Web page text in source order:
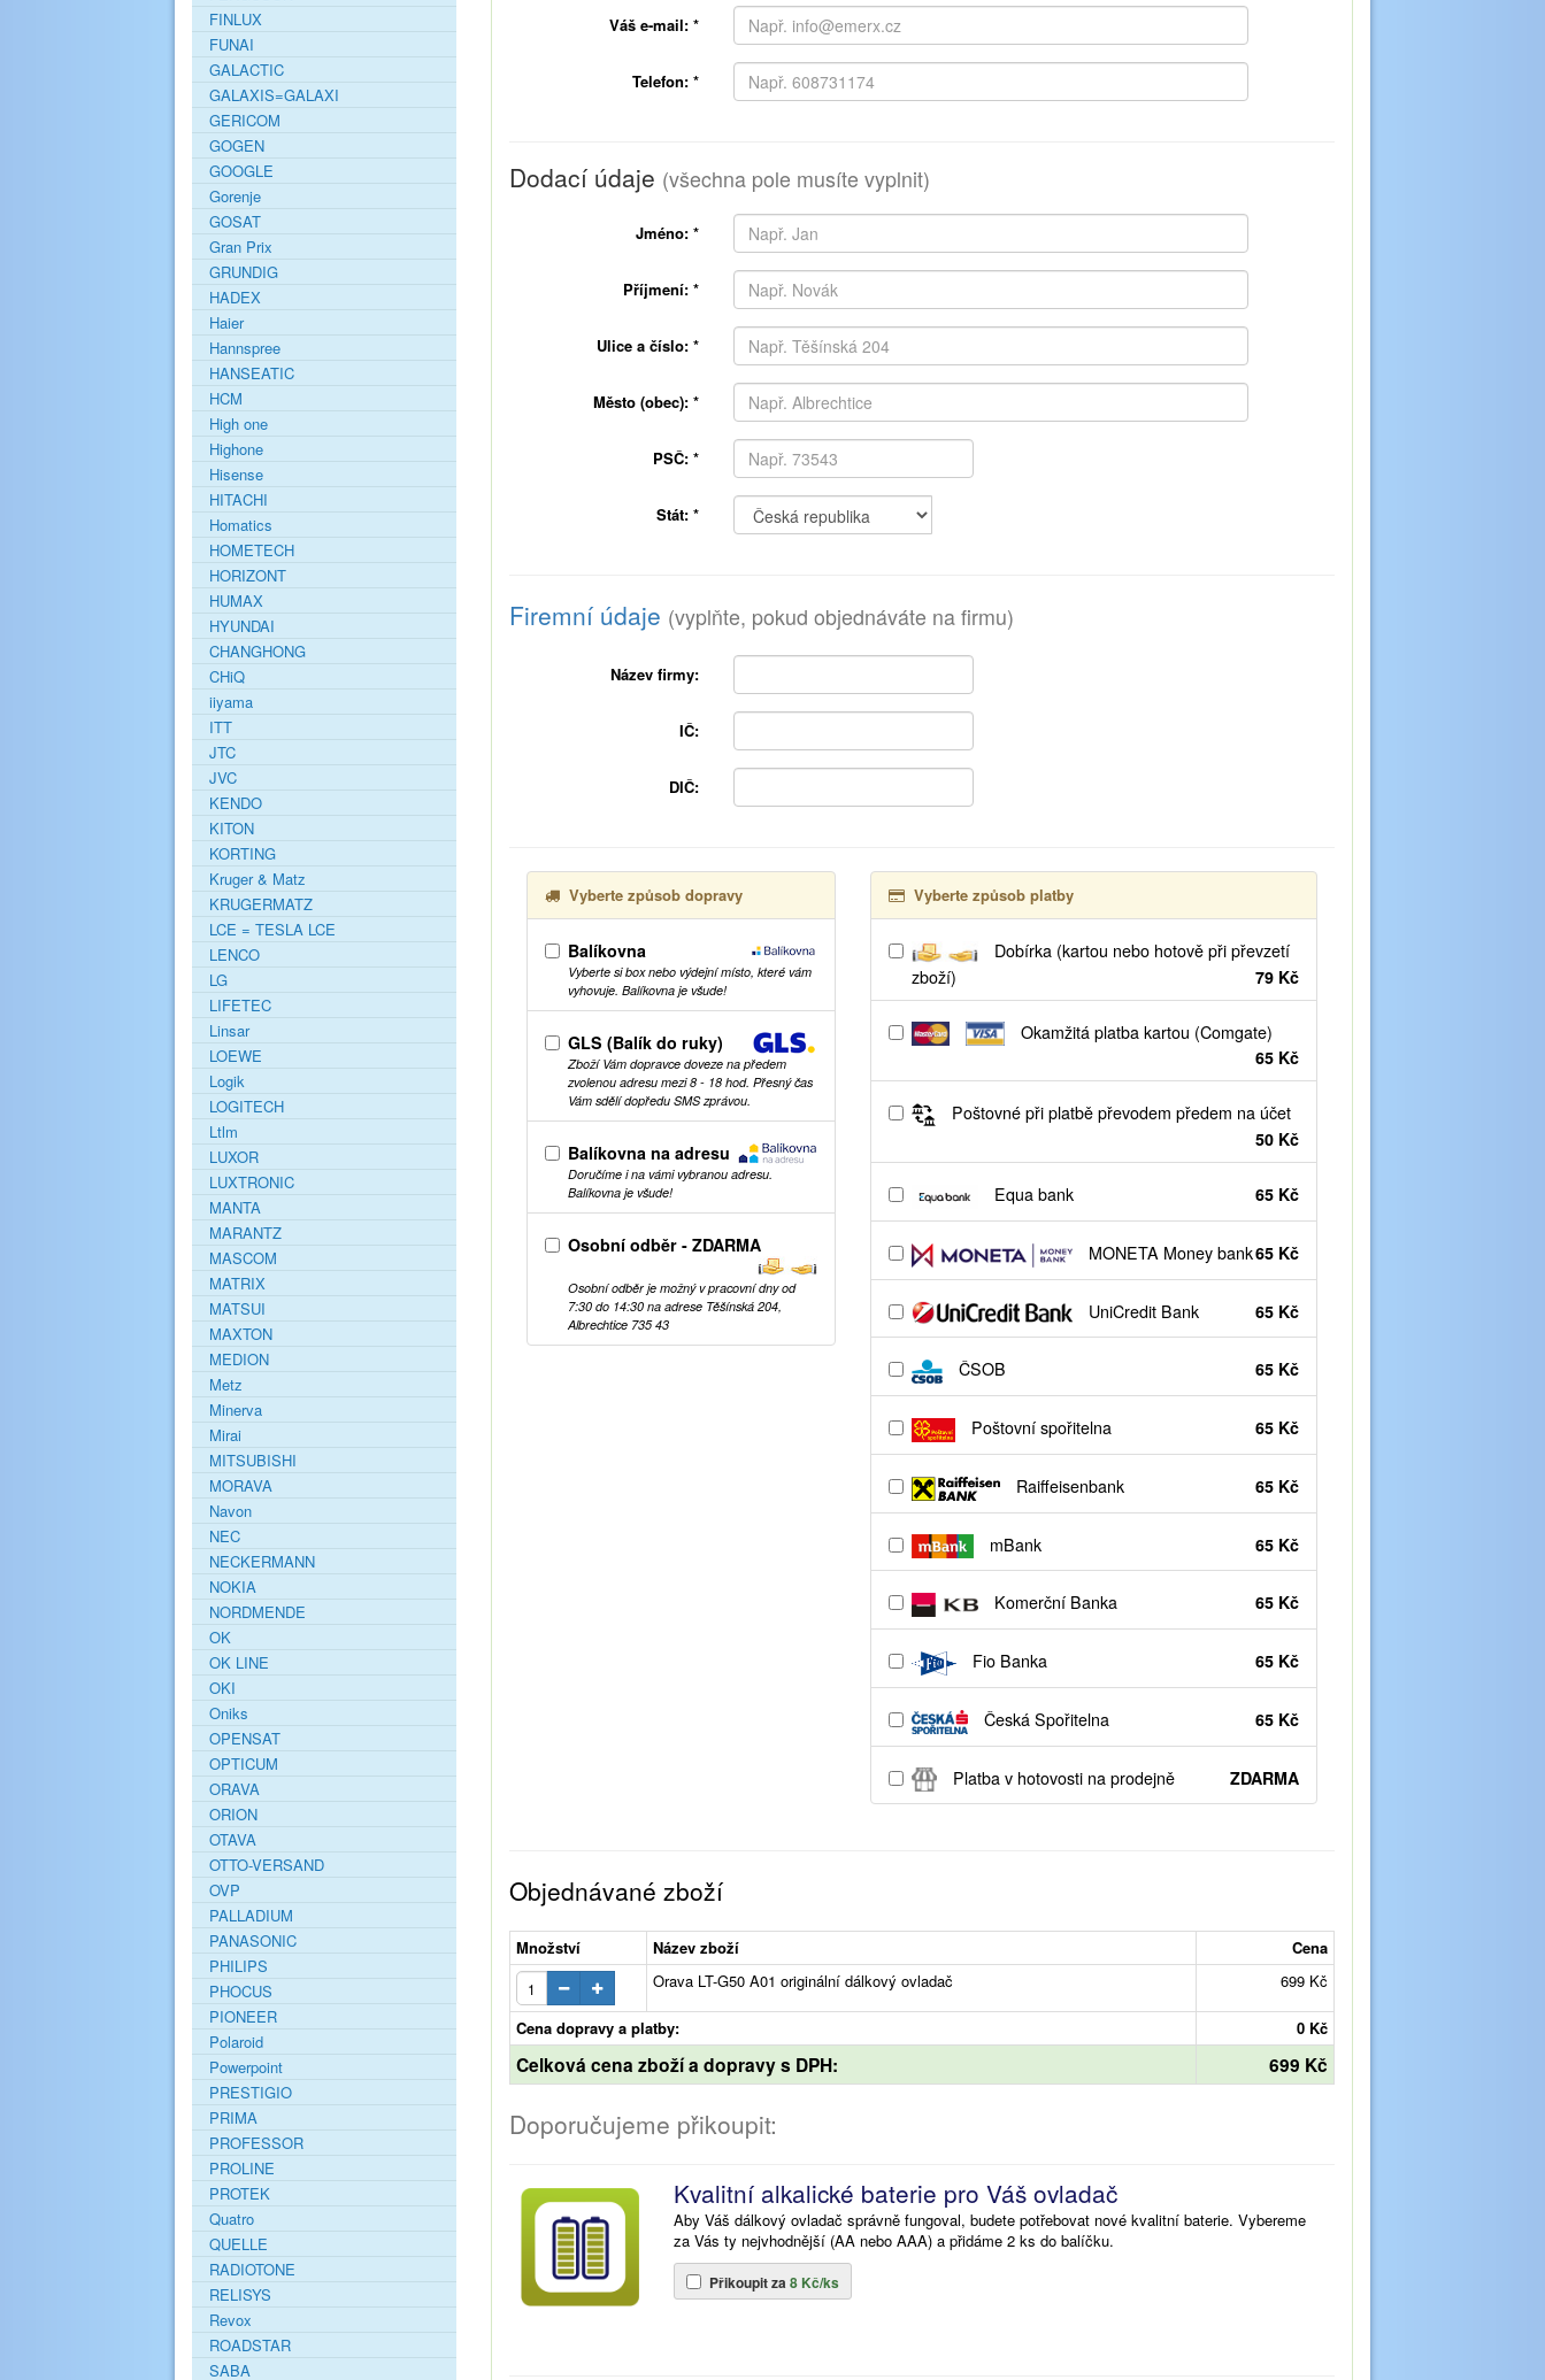
Váš e-mail: *
Telefon: *
Dodací údaje (všechna pole musíte vyplnit)
Jméno: *
Příjmení: *
Ulice a číslo: *
Město (obec): *
PSČ: *
Stát: *
Firemní údaje (vyplňte, pokud objednáváte na firmu)
Název firmy:
IČ:
DIČ:
Vyberte způsob dopravy
Balíkovna
Vyberte si box nebo výdejní místo, které vám
vyhovuje. Balíkovna je všude!
GLS (Balík do ruky)
Zboží Vám dopravce doveze na předem
zvolenou adresu mezi 8 - 18 hod. Přesný čas
Vám sdělí dopředu SMS zprávou.
Balíkovna na adresu
Doručíme i na vámi vybranou adresu.
Balíkovna je všude!
Osobní odběr - ZDARMA
Osobní odběr je možný v pracovní dny od
7:30 do 14:30 na adrese Těšínská 204,
Albrechtice 735 43
Vyberte způsob platby
Dobírka (kartou nebo hotově při převzetí
zboží)
79 Kč
Okamžitá platba kartou (Comgate)
65 Kč
Poštovné při platbě převodem předem na účet
50 Kč
Equa bank 65 Kč
MONETA Money bank65 Kč
UniCredit Bank 65 Kč
ČSOB 65 Kč
Poštovní spořitelna 65 Kč
Raiffeisenbank 65 Kč
mBank 65 Kč
Komerční Banka 65 Kč
Fio Banka 65 Kč
Česká Spořitelna 65 Kč
Platba v hotovosti na prodejně ZDARMA
Objednávané zboží
Množství Název zboží
Cena
Orava LT-G50 A01 originální dálkový ovladač
699 Kč
Cena dopravy a platby: 0 Kč
Celková cena zboží a dopravy s DPH: 699 Kč
Doporučujeme přikoupit:
Kvalitní alkalické baterie pro Váš ovladač
Aby Váš dálkový ovladač správně fungoval, budete potřebovat nové kvalitní baterie. Vybereme
za Vás ty nejvhodnější (AA nebo AAA) a přidáme 2 ks do balíčku.
Přikoupit za8 Kč/ks
FINLUX
FUNAI
GALACTIC
GALAXIS=GALAXI
GERICOM
GOGEN
GOOGLE
Gorenje
GOSAT
Gran Prix
GRUNDIG
HADEX
Haier
Hannspree
HANSEATIC
HCM
High one
Highone
Hisense
HITACHI
Homatics
HOMETECH
HORIZONT
HUMAX
HYUNDAI
CHANGHONG
CHiQ
iiyama
ITT
JTC
JVC
KENDO
KITON
KORTING
Kruger & Matz
KRUGERMATZ
LCE = TESLA LCE
LENCO
LG
LIFETEC
Linsar
LOEWE
Logik
LOGITECH
Ltlm
LUXOR
LUXTRONIC
MANTA
MARANTZ
MASCOM
MATRIX
MATSUI
MAXTON
MEDION
Metz
Minerva
Mirai
MITSUBISHI
MORAVA
Navon
NEC
NECKERMANN
NOKIA
NORDMENDE
OK
OK LINE
OKI
Oniks
OPENSAT
OPTICUM
ORAVA
ORION
OTAVA
OTTO-VERSAND
OVP
PALLADIUM
PANASONIC
PHILIPS
PHOCUS
PIONEER
Polaroid
Powerpoint
PRESTIGIO
PRIMA
PROFESSOR
PROLINE
PROTEK
Quatro
QUELLE
RADIOTONE
RELISYS
Revox
ROADSTAR
SABA